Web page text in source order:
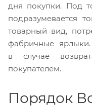
дня покупки. Под
подразумевается
товарный вид,
фабричные
в случае
покупателем.
Порядок